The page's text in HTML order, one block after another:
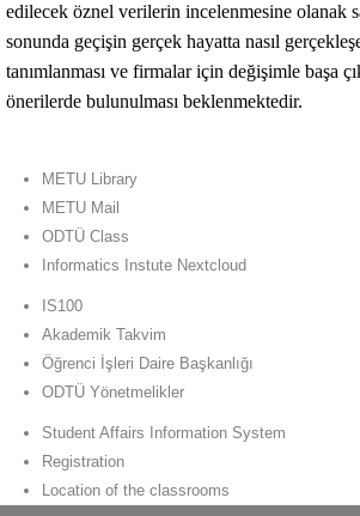
edilecek öznel verilerin incelenmesine olanak
sonunda geçişin gerçek hayatta nasıl
tanımlanması ve firmalar için değişimle başa
önerilerde bulunulması beklenmektedir.
METU Library
METU Mail
ODTÜ Class
Informatics Instute Nextcloud
IS100
Akademik Takvim
Öğrenci İşleri Daire Başkanlığı
ODTÜ Yönetmelikler
Student Affairs Information System
Registration
Location of the classrooms